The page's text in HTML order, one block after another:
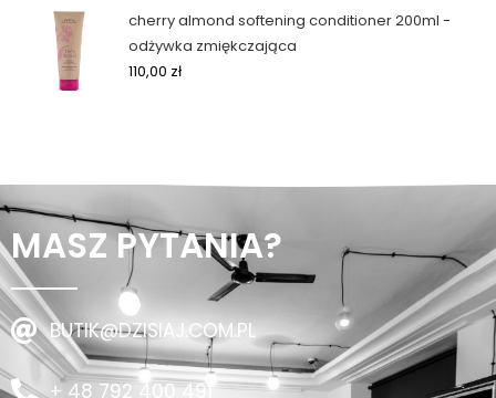
cherry almond softening conditioner 200ml -
odżywka zmiękczająca
110,00 zł
MASZ PYTANIA?
BUTIK@DZISIAJ.COM.PL
+ 48 792 400 491